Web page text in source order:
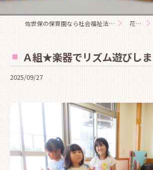
佐世保の保育園なら社会福祉法人恵光園福祉会花高保育園 花高日記
Ａ組★楽器でリズム遊びし
2025/09/27